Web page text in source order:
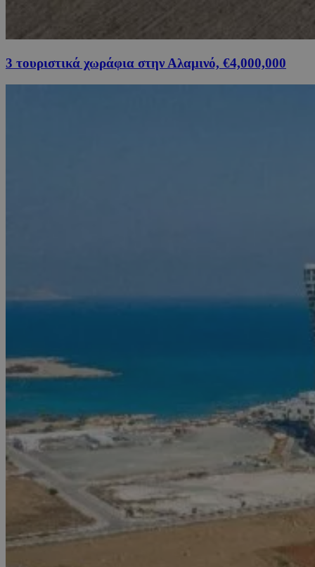
3 τουριστικά χωράφια στην Αλαμινό, €4,000,000